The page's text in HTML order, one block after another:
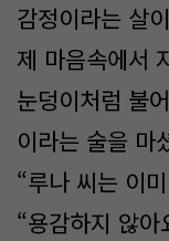
감정이라는 살
제 마음속에서
눈덩이처럼 불
이라는 술을 마
“루나 씨는 이
“용감하지 않